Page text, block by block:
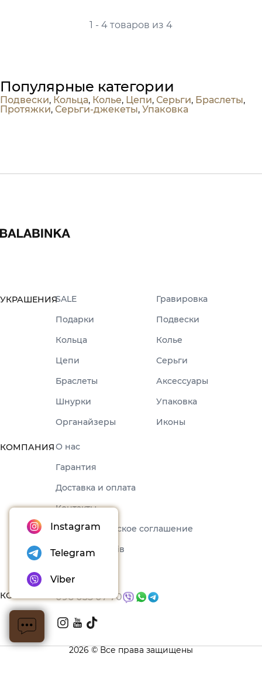
1 - 4 товаров из 4
Популярные категории
Подвески, Кольца, Колье, Цепи, Серьги, Браслеты,
Протяжки, Серьги-джекеты, Упаковка
УКРАШЕНИЯSALE
Гравировка
Подарки
Подвески
Кольца
Колье
Цепи
Серьги
Браслеты
Аксессуары
Шнурки
Упаковка
Органайзеры
Иконы
КОМПАНИЯО нас
Гарантия
Доставка и оплата
Контакты
Пользовательское соглашение
Набори товарів
КОНТАКТЫ 096 035 07 70
2026 © Все права защищены
Instagram
Telegram
Viber